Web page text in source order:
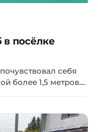
посёлке
себя
более 1,5 метров....